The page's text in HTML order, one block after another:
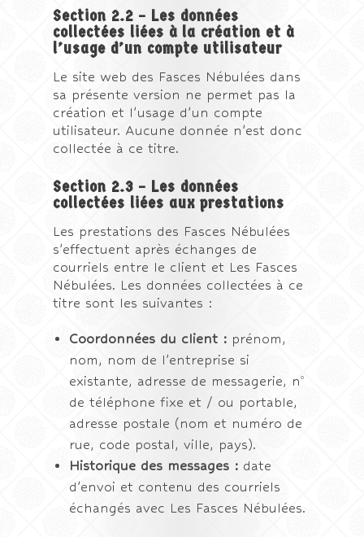
Section 2.2 – Les données
collectées liées à la création et à
l’usage d’un compte utilisateur
Le site web des Fasces Nébulées dans
sa présente version ne permet pas la
création et l’usage d’un compte
utilisateur. Aucune donnée n’est donc
collectée à ce titre.
Section 2.3 – Les données
collectées liées aux prestations
Les prestations des Fasces Nébulées
s’effectuent après échanges de
courriels entre le client et Les Fasces
Nébulées. Les données collectées à ce
titre sont les suivantes :
Coordonnées du client :prénom,
nom, nom de l’entreprise si
existante, adresse de messagerie, n o
de téléphone fixe et / ou portable,
adresse postale (nom et numéro de
rue, code postal, ville, pays).
Historique des messages :date
d’envoi et contenu des courriels
échangés avec Les Fasces Nébulées.